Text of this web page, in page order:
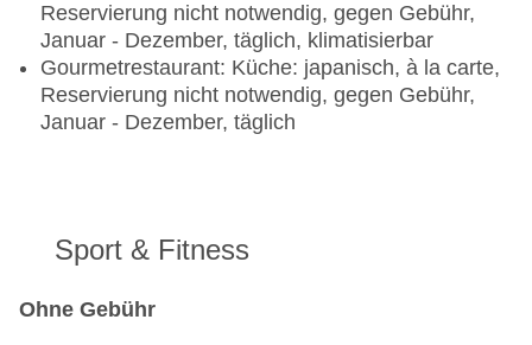
Reservierung nicht notwendig, gegen Gebühr,
Januar - Dezember, täglich, klimatisierbar
Gourmetrestaurant: Küche: japanisch, à la carte,
Reservierung nicht notwendig, gegen Gebühr,
Januar - Dezember, täglich
Sport & Fitness
Ohne Gebühr